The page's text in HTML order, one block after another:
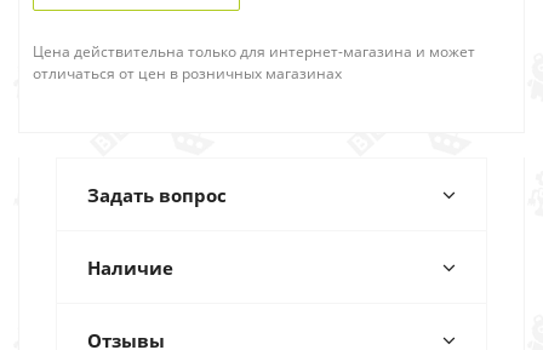
Цена действительна только для интернет-магазина и может
отличаться от цен в розничных магазинах
Задать вопрос
Наличие
Отзывы